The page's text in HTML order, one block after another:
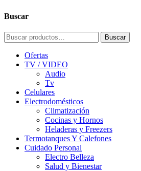
Buscar
Buscar
por:
Buscar
Ofertas
TV / VIDEO
Audio
Tv
Celulares
Electrodomésticos
Climatización
Cocinas y Hornos
Heladeras y Freezers
Termotanques Y Calefones
Cuidado Personal
Electro Belleza
Salud y Bienestar